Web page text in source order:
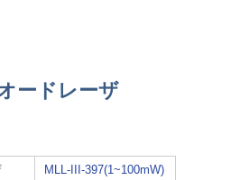
ードレーザ
MLL-III-397(1~100mW)